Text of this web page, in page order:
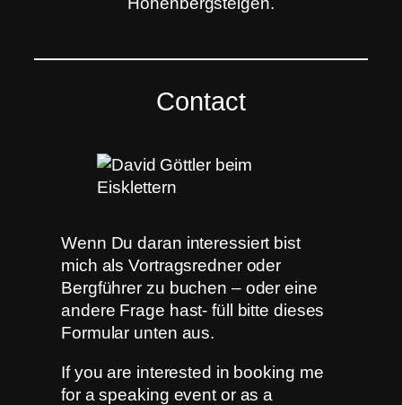
Contact
Wenn Du daran interessiert bist
mich als Vortragsredner oder
Bergführer zu buchen – oder eine
andere Frage hast- füll bitte dieses
Formular unten aus.
If you are interested in booking me
for a speaking event or as a